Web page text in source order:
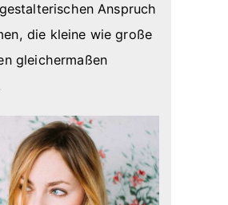
Anspruch
die kleine wie große
gleichermaßen